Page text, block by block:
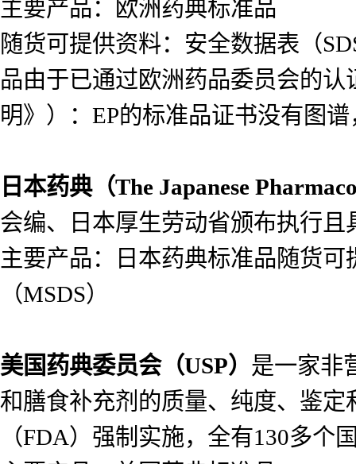
主要产品：欧洲药典标准品
随货可提供资料：安全数据表（
品由于已通过欧洲药品委员会的
明》）：EP的标准品证书没有图
日本药典（The Japanese
会编、日本厚生劳动省颁布执行
主要产品：日本药典标准品随货
（MSDS）
美国药典委员会（USP） 是一家非
和膳食补充剂的质量、纯度、鉴
（FDA）强制实施，全有130多个